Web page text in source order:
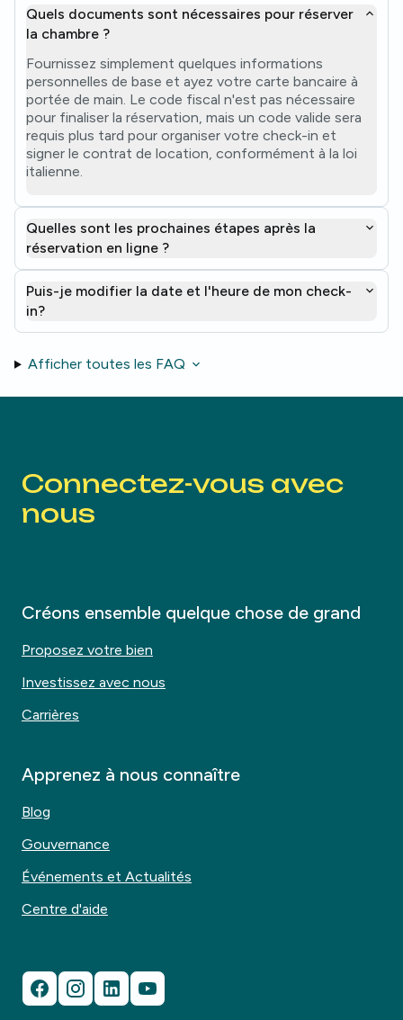
Quels documents sont nécessaires pour réserver
la chambre ?
Fournissez simplement quelques informations
personnelles de base et ayez votre carte bancaire à
portée de main. Le code fiscal n'est pas nécessaire
pour finaliser la réservation, mais un code valide sera
requis plus tard pour organiser votre check-in et
signer le contrat de location, conformément à la loi
italienne.
Quelles sont les prochaines étapes après la
réservation en ligne ?
Puis-je modifier la date et l'heure de mon check-
in?
Afficher toutes les FAQ
Connectez-vous avec
nous
Créons ensemble quelque chose de grand
Proposez votre bien
Investissez avec nous
Carrières
Apprenez à nous connaître
Blog
Gouvernance
Événements et Actualités
Centre d'aide